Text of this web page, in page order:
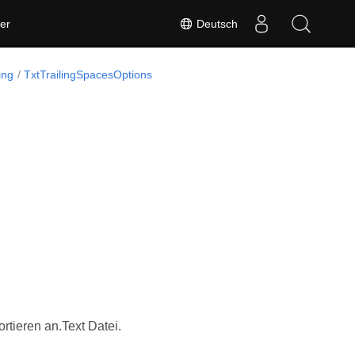
Deutsch
TxtTrailingSpacesOptions
an.Text Datei.